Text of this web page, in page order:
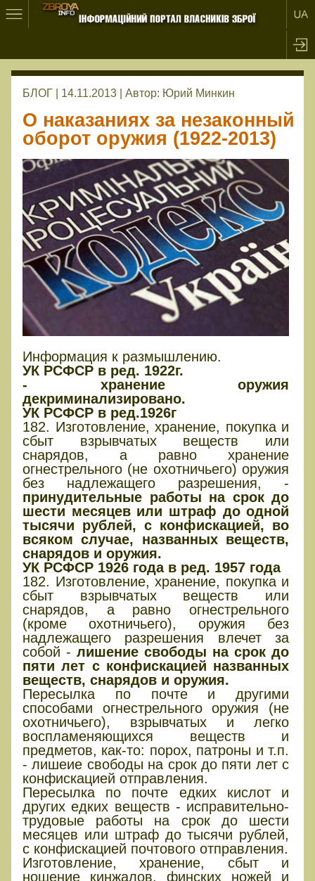
БЛОГ | 14.11.2013 | Автор: Юрий Минкин
О наказаниях за незаконный
оборот оружия (1922-2013)
Информация к размышлению.
УК РСФСР в ред. 1922г.
- хранение оружия
декриминализировано.
УК РСФСР в ред.1926г
182. Изготовление, хранение, покупка и
сбыт взрывчатых веществ или
снарядов, а равно хранение
огнестрельного (не охотничьего) оружия
без надлежащего разрешения, -
принудительные работы на срок до
шести месяцев или штраф до одной
тысячи рублей, с конфискацией, во
всяком случае, названных веществ,
снарядов и оружия.
УК РСФСР 1926 года в ред. 1957 года
182. Изготовление, хранение, покупка и
сбыт взрывчатых веществ или
снарядов, а равно огнестрельного
(кроме охотничьего), оружия без
надлежащего разрешения влечет за
собой -лишение свободы на срок до
пяти лет с конфискацией названных
веществ, снарядов и оружия.
Пересылка по почте и другими
способами огнестрельного оружия (не
охотничьего), взрывчатых и легко
воспламеняющихся веществ и
предметов, как-то: порох, патроны и т.п.
- лишеие свободы на срок до пяти лет с
конфискацией отправления.
Пересылка по почте едких кислот и
других едких веществ - исправительно-
трудовые работы на срок до шести
месяцев или штраф до тысячи рублей,
с конфискацией почтового отправления.
Изготовление, хранение, сбыт и
ношение кинжалов, финских ножей и